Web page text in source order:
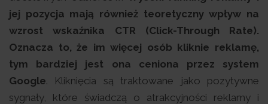
jej pozycja mają również teoretyczny wpływ na
wzrost wskaźnika CTR (Click-Through Rate).
Oznacza to, że im więcej osób kliknie reklamę,
tym bardziej jest ona ceniona przez system
Google. Kliknięcia są traktowane jako pozytywne
sygnały, które świadczą o atrakcyjności reklamy i